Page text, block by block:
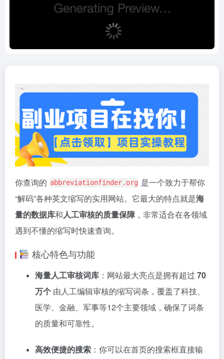
你查询的 abbreviationfinder.org 是一个致力于帮你
“解码”各种英文缩写的实用网站。它最大的特点就是海
量的数据库和人工审核的质量保障 ，非常适合在各领域
遇到不懂的缩写时快速查询。
核心特色与功能
海量人工审核词库 ：网站最大亮点是拥有超过 70
万个 由人工编辑审核的缩写词条，覆盖了科技、
医学、金融、军事等12个主要领域，确保了词条
的质量和可靠性。
高效便捷的搜索 ：你可以在首页的搜索框直接输